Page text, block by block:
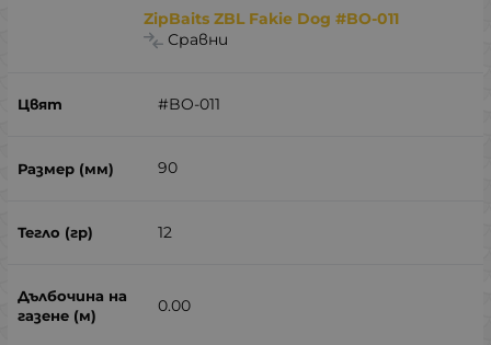
ZipBaits ZBL Fakie Dog #BO-011
Сравни
#BO-011
90
12
0.00